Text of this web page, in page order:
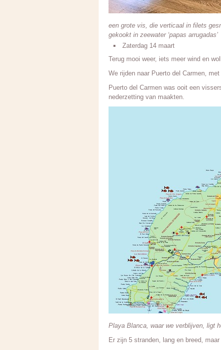
een grote vis, die verticaal in filets
gekookt in zeewater ‘papas arrugadas’
Zaterdag 14 maart
Terug mooi weer, iets meer wind en
We rijden naar Puerto del Carmen,
Puerto del Carmen was ooit een
nederzetting van maakten.
Playa Blanca, waar we verblijven, ligt
Er zijn 5 stranden, lang en breed,